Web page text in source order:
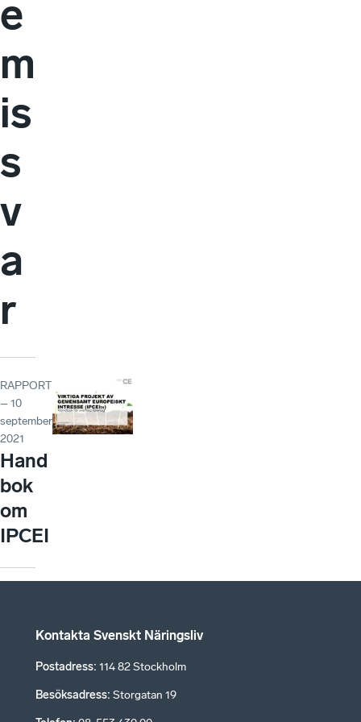
e
m
is
s
v
a
r
RAPPORT
– 10
september
2021
Hand
bok
om
IPCEI
Kontakta Svenskt Näringsliv
Postadress: 114 82 Stockholm
Besöksadress: Storgatan 19